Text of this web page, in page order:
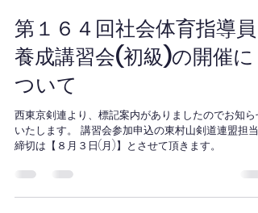
希 大将 中﨑駿太郎 ◇女子 監督 船谷幸子先生 先
鋒 下鍛冶晴名 中堅 星野咲希 大将 片江由美 ◆結
果 【男子】 １回戦 対武蔵野市 ２－１ 〇 ２
回戦 対あきる野市 ０－２ ✕ 【女子】 ５位入
１回戦 対町田市 ２－１ 〇 ２回戦 対多摩
市 １－２ ✕ 選手の皆さんお疲れさまでした
higashimurayamaken9
第１６４回社会体育指導員
養成講習会(初級)の開催に
ついて